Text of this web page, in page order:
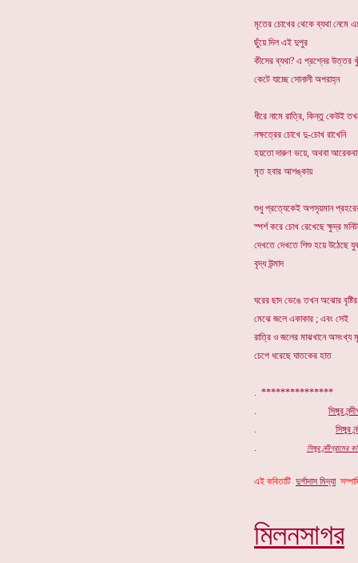
মৃতের চোখের থেকে ব্যথা নেমে
ছুঁয়ে দিল এই দুপুর
কীসের ব্যথা? এ প্রশ্নের উত্তর
কেটে যাচ্ছে সোনালী অপরাহ্ন
ধীরে নামে রাত্রি, কিন্তু কেউই
নক্ষত্রের চোখে দু-চোখ রাখেনি
হয়তো দারুণ ভয়ে, অথবা
মৃত হবার আশঙ্কায়
শুধু প্রত্যেকেই অপসৃয়মান
স্পর্শ করে চোখ রেখেছে ক্ষুদ্র
দেখতে দেখতে শিশু হয়ে উঠেছে
বৃদ্ধ উন্মাদ
ঘরের ছাদ ভেঙে তখন অঝোর
মেঝে জলে একাকার ; এবং সেই
রাত্রি ও জলের মাঝখানে অসংখ্য
চেপে ধরেছে ঘাতকের হাত
. ***************
. সিঙ্গুর
. সিঙ্গুর
.
সিঙ্গুর
এই কবিতাটি দুর্গাদাস মিদ্যা
মিলনসাগর